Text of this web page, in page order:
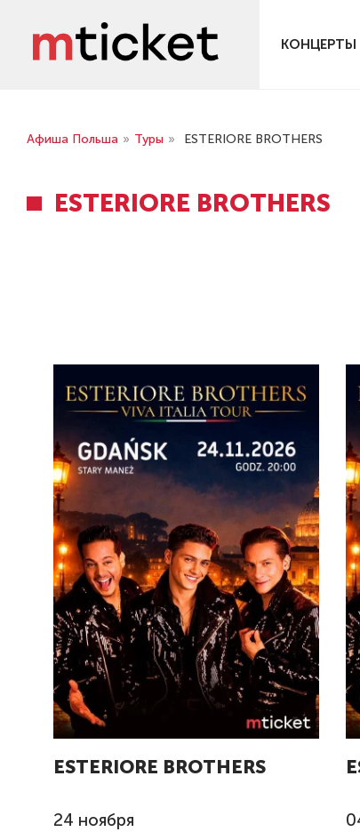
КОНЦЕРТЫ
Афиша Польша » Туры » ESTERIORE BROTHERS
ESTERIORE BROTHERS
ESTERIORE BROTHERS
24 ноября